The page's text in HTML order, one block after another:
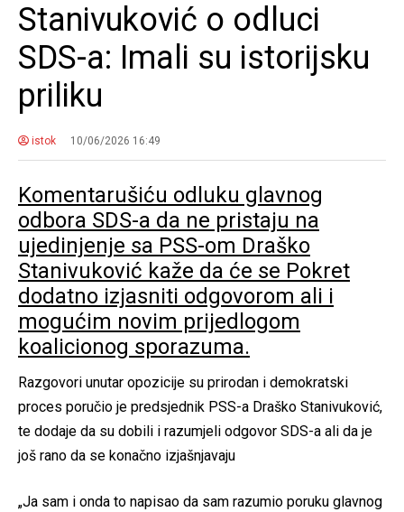
Stanivuković o odluci
SDS-a: Imali su istorijsku
priliku
istok 10/06/2026 16:49
Komentarušiću odluku glavnog
odbora SDS-a da ne pristaju na
ujedinjenje sa PSS-om Draško
Stanivuković kaže da će se Pokret
dodatno izjasniti odgovorom ali i
mogućim novim prijedlogom
koalicionog sporazuma.
Razgovori unutar opozicije su prirodan i demokratski
proces poručio je predsjednik PSS-a Draško Stanivuković,
te dodaje da su dobili i razumjeli odgovor SDS-a ali da je
još rano da se konačno izjašnjavaju
„Ja sam i onda to napisao da sam razumio poruku glavnog